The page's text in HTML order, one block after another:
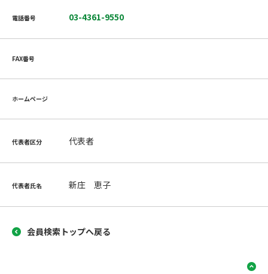
電話番号 03-4361-9550
FAX番号
ホームページ
代表者区分 代表者
代表者氏名 新庄 恵子
会員検索トップへ戻る